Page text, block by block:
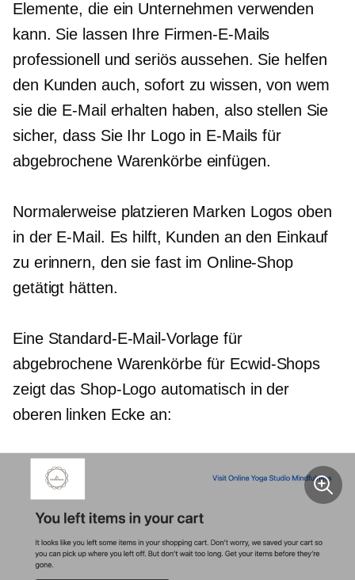
Elemente, die ein Unternehmen verwenden
kann. Sie lassen Ihre Firmen-E-Mails
professionell und seriös aussehen. Sie helfen
den Kunden auch, sofort zu wissen, von wem
sie die E-Mail erhalten haben, also stellen Sie
sicher, dass Sie Ihr Logo in E-Mails für
abgebrochene Warenkörbe einfügen.
Normalerweise platzieren Marken Logos oben
in der E-Mail. Es hilft, Kunden an den Einkauf
zu erinnern, den sie fast im Online-Shop
getätigt hätten.
Eine Standard-E-Mail-Vorlage für
abgebrochene Warenkörbe für Ecwid-Shops
zeigt das Shop-Logo automatisch in der
oberen linken Ecke an: